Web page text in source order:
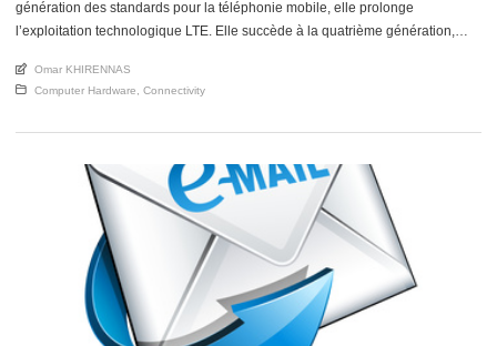
génération des standards pour la téléphonie mobile, elle prolonge
l’exploitation technologique LTE. Elle succède à la quatrième génération,
accès à des débits dépassant de 2 ordres de grandeur la 4G avec des temps
de latence très courts, une haute fiabilité ; elle permettra aussi d’augmenter le
An article by
Omar KHIRENNAS
Posted in
Computer Hardware Connectivity